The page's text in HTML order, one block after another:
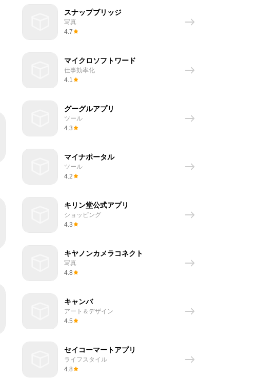
スナップブリッジ
写真
4.7
マイクロソフトワード
仕事効率化
4.1
グーグルアプリ
ツール
4.3
マイナポータル
ツール
4.2
キリン堂公式アプリ
ショッピング
4.3
キヤノンカメラコネクト
写真
4.8
キャンバ
アート＆デザイン
4.5
セイコーマートアプリ
ライフスタイル
4.8